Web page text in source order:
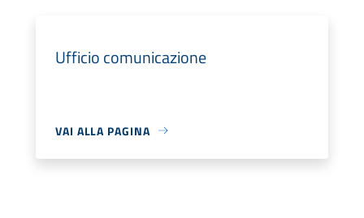
Ufficio comunicazione
VAI ALLA PAGINA